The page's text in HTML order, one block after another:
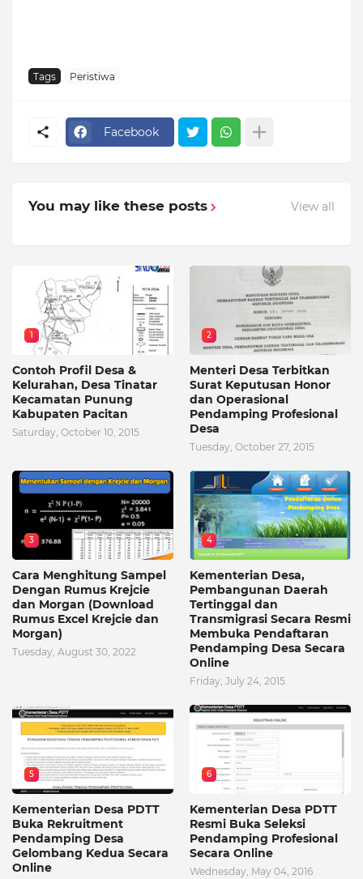
Tags Peristiwa
Facebook
You may like these posts View all
1
Contoh Profil Desa &
Kelurahan, Desa Tinatar
Kecamatan Punung
Kabupaten Pacitan
Saturday, October 10, 2015
2
Menteri Desa Terbitkan
Surat Keputusan Honor
dan Operasional
Pendamping Profesional
Desa
Tuesday, October 27, 2015
3
Cara Menghitung Sampel
Dengan Rumus Krejcie
dan Morgan (Download
Rumus Excel Krejcie dan
Morgan)
Tuesday, August 30, 2022
4
Kementerian Desa,
Pembangunan Daerah
Tertinggal dan
Transmigrasi Secara Resmi
Membuka Pendaftaran
Pendamping Desa Secara
Online
Friday, July 24, 2015
5
Kementerian Desa PDTT
Buka Rekruitment
Pendamping Desa
Gelombang Kedua Secara
Online
6
Kementerian Desa PDTT
Resmi Buka Seleksi
Pendamping Profesional
Secara Online
Wednesday, May 04, 2016